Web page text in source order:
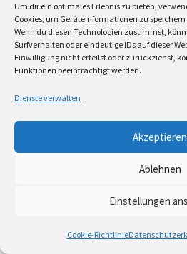
Um dir ein optimales Erlebnis zu bieten,
Cookies, um Geräteinformationen zu
Wenn du diesen Technologien zustimmst,
Surfverhalten oder eindeutige IDs auf dieser
Einwilligung nicht erteilst oder zurückziehst,
Funktionen beeinträchtigt werden.
Dienste verwalten
Akzeptieren
Ablehnen
Einstellungen
Cookie-Richtlinie
Neuenbürg am 31.07.2026
Tonspur Nr. 41: Ukulele
& Chill Vol.1“
Tonspur Nr.40: Mane and
Ankündigung: Julie Kuhl auf
der alten Feuerwache in
Swinsian – Große